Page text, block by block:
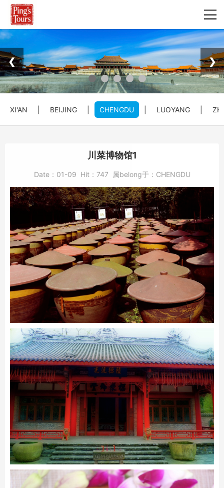
❮ ❯
XI'AN BEIJING CHENGDU LUOYANG
川菜博物馆1
Date： 01-09 Hit： 747 属belong于： CHENGDU